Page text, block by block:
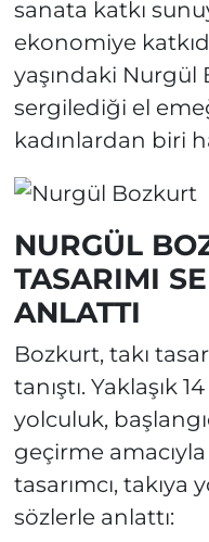
sanata katkı
ekonomiye
yaşındaki Nurgül
sergilediği el
kadınlardan biri
NURGÜL
TASARIMI
ANLATTI
Bozkurt, takı
tanıştı. Yaklaşık
yolculuk,
geçirme
tasarımcı, takıya
sözlerle anlattı: